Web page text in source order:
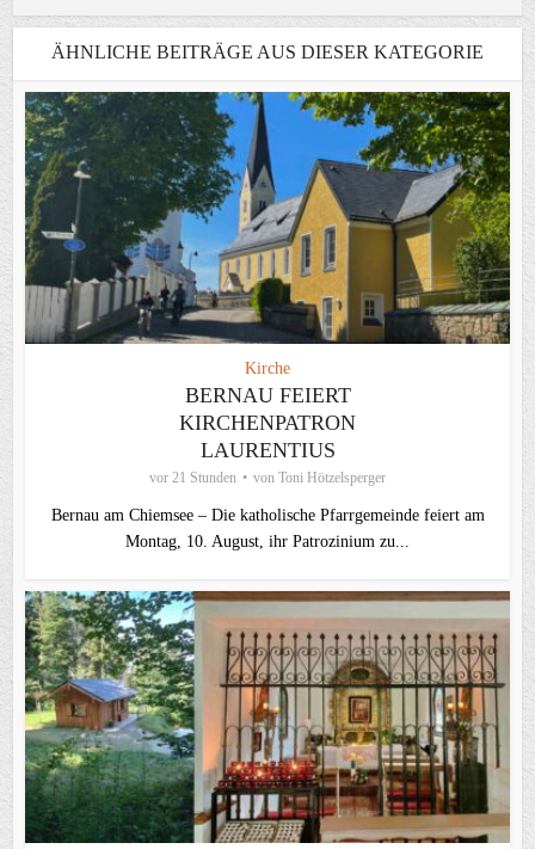
ÄHNLICHE BEITRÄGE AUS DIESER KATEGORIE
Kirche
BERNAU FEIERT
KIRCHENPATRON
LAURENTIUS
vor 21 Stunden von Toni Hötzelsperger
Bernau am Chiemsee – Die katholische Pfarrgemeinde feiert am
Montag, 10. August, ihr Patrozinium zu...